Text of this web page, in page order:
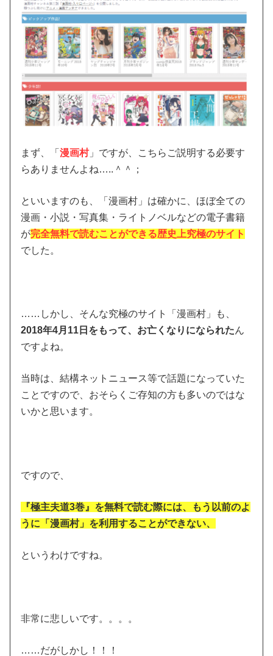
まず、「漫画村」ですが、こちらご説明する必要す
らありませんよね…..＾＾；
といいますのも、「漫画村」は確かに、ほぼ全ての
漫画・小説・写真集・ライトノベルなどの電子書籍
が完全無料で読むことができる歴史上究極のサイト
でした。
……しかし、そんな究極のサイト「漫画村」も、
2018年4月11日をもって、お亡くなりになられたん
ですよね。
当時は、結構ネットニュース等で話題になっていた
ことですので、おそらくご存知の方も多いのではな
いかと思います。
ですので、
『極主夫道3巻』を無料で読む際には、もう以前のよ
うに「漫画村」を利用することができない、
というわけですね。
非常に悲しいです。。。。
……だがしかし！！！